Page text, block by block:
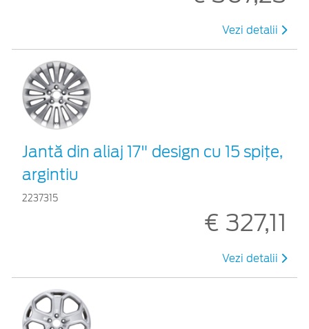
Vezi detalii
Jantă din aliaj 17" design cu 15 spiţe,
argintiu
2237315
€ 327,11
Vezi detalii